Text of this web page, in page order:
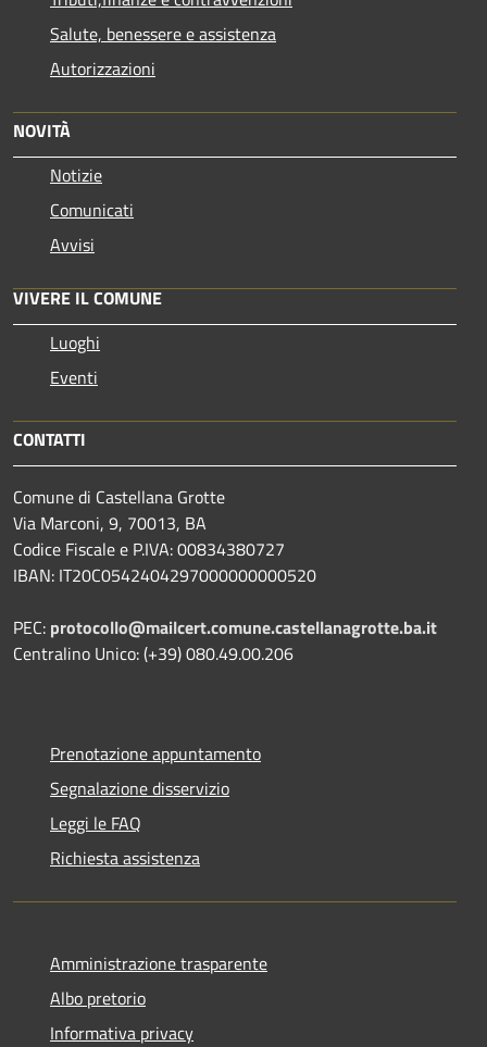
Salute, benessere e assistenza
Autorizzazioni
NOVITÀ
Notizie
Comunicati
Avvisi
VIVERE IL COMUNE
Luoghi
Eventi
CONTATTI
Comune di Castellana Grotte
Via Marconi, 9, 70013, BA
Codice Fiscale e P.IVA: 00834380727
IBAN: IT20C0542404297000000000520
PEC: protocollo@mailcert.comune.castellanagrotte.ba.it
Centralino Unico: (+39) 080.49.00.206
Prenotazione appuntamento
Segnalazione disservizio
Leggi le FAQ
Richiesta assistenza
Amministrazione trasparente
Albo pretorio
Informativa privacy